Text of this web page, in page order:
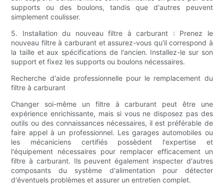
supports ou des boulons, tandis que d'autres peuvent
simplement coulisser.
5. Installation du nouveau filtre à carburant : Prenez le
nouveau filtre à carburant et assurez-vous qu'il correspond à
la taille et aux spécifications de l'ancien. Installez-le sur son
support et fixez les supports ou boulons nécessaires.
Recherche d'aide professionnelle pour le remplacement du
filtre à carburant
Changer soi-même un filtre à carburant peut être une
expérience enrichissante, mais si vous ne disposez pas des
outils ou des connaissances nécessaires, il est préférable de
faire appel à un professionnel. Les garages automobiles ou
les mécaniciens certifiés possèdent l'expertise et
l'équipement nécessaires pour remplacer efficacement un
filtre à carburant. Ils peuvent également inspecter d'autres
composants du système d'alimentation pour détecter
d'éventuels problèmes et assurer un entretien complet.